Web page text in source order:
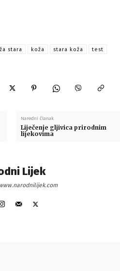
stara koža stara koža
test
Naredni članak
Liječenje gljivica prirodnim
lijekovima
Lijek